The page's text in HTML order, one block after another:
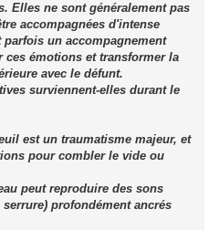
Elles ne sont généralement pas
accompagnées d'intense
un accompagnement
émotions et transformer la
avec le défunt.
surviennent-elles durant le
est un traumatisme majeur, et
pour combler le vide ou
peut reproduire des sons
profondément ancrés